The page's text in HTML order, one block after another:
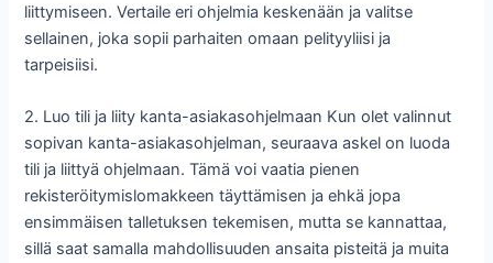
liittymiseen. Vertaile eri ohjelmia keskenään ja valitse
sellainen, joka sopii parhaiten omaan pelityyliisi ja
tarpeisiisi.
2. Luo tili ja liity kanta-asiakasohjelmaan Kun olet valinnut
sopivan kanta-asiakasohjelman, seuraava askel on luoda
tili ja liittyä ohjelmaan. Tämä voi vaatia pienen
rekisteröitymislomakkeen täyttämisen ja ehkä jopa
ensimmäisen talletuksen tekemisen, mutta se kannattaa,
sillä saat samalla mahdollisuuden ansaita pisteitä ja muita